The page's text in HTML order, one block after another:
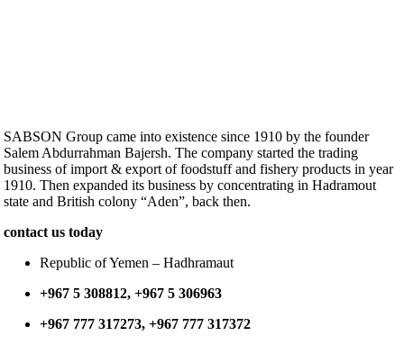
SABSON Group came into existence since 1910 by the founder
Salem Abdurrahman Bajersh. The company started the trading
business of import & export of foodstuff and fishery products in year
1910. Then expanded its business by concentrating in Hadramout
state and British colony “Aden”, back then.
contact us today
Republic of Yemen – Hadhramaut
+967 5 308812, +967 5 306963
+967 777 317273, +967 777 317372